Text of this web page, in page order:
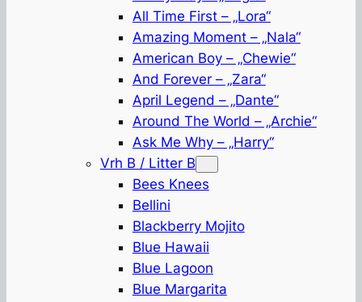
All Time First – „Lora“
Amazing Moment – „Nala“
American Boy – „Chewie“
And Forever – „Zara“
April Legend – „Dante“
Around The World – „Archie“
Ask Me Why – „Harry“
Vrh B / Litter B
Bees Knees
Bellini
Blackberry Mojito
Blue Hawaii
Blue Lagoon
Blue Margarita